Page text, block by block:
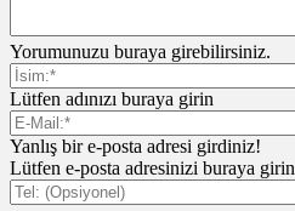
Yorumunuzu buraya girebilirsiniz.
Lütfen adınızı buraya girin
Yanlış bir e-posta adresi girdiniz!
Lütfen e-posta adresinizi buraya girin